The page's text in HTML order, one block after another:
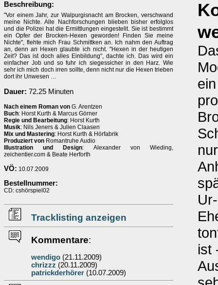
Beschreibung:
"Vor einem Jahr, zur Walpurgisnacht am Brocken, verschwand
meine Nichte. Alle Nachforschungen blieben bisher erfolglos
und die Polizei hat die Ermittlungen eingestellt. Sie ist bestimmt
ein Opfer der Brocken-Hexen geworden! Finden Sie meine
Nichte", flehte mich Frau Schmittken an. Ich nahm den Auftrag
an, denn an Hexen glaubte ich nicht. "Hexen in der heutigen
Zeit? Das ist doch alles Einbildung", dachte ich. Das wird ein
einfacher Job und so fuhr ich siegessicher in den Harz. Wie
sehr ich mich doch irren sollte, denn nicht nur die Hexen trieben
dort ihr Unwesen …
Dauer: 72.25 Minuten
Nach einem Roman von G. Arentzen
Buch: Horst Kurth & Marcus Görner
Regie und Bearbeitung: Horst Kurth
Musik: Nils Jeners & Julien Claasen
Mix und Mastering: Horst Kurth & Hörfabrik
Produziert von Romantruhe Audio
Illustration und Design: Alexander von Wieding,
zeichentier.com & Beate Herforth
VÖ: 10.07.2009
Bestellnummer:
CD: cshörspiel02
Tracklisting anzeigen
Kommentare:
wendigo (21.11.2009)
chrizzz (20.11.2009)
patrickderhörer (10.07.2009)
ist